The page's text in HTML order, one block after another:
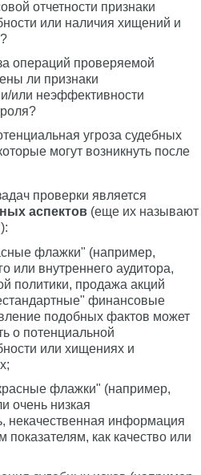
отчетности признаки
или наличия хищений и
операций проверяемой
ли признаки
и/или неэффективности
угроза судебных
могут возникнуть после
проверки является
аспектов (еще их называют
флажки" (например,
или внутреннего аудитора,
политики, продажа акций
финансовые
подобных фактов может
о потенциальной
или хищениях и
флажки" (например,
очень низкая
некачественная информация
как качество или